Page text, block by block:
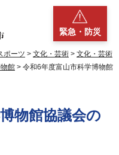
緊急・防災
ポーツ > 文化・芸術 > 文化・芸術
館 > 令和6年度富山市科学博物館
物館協議会の